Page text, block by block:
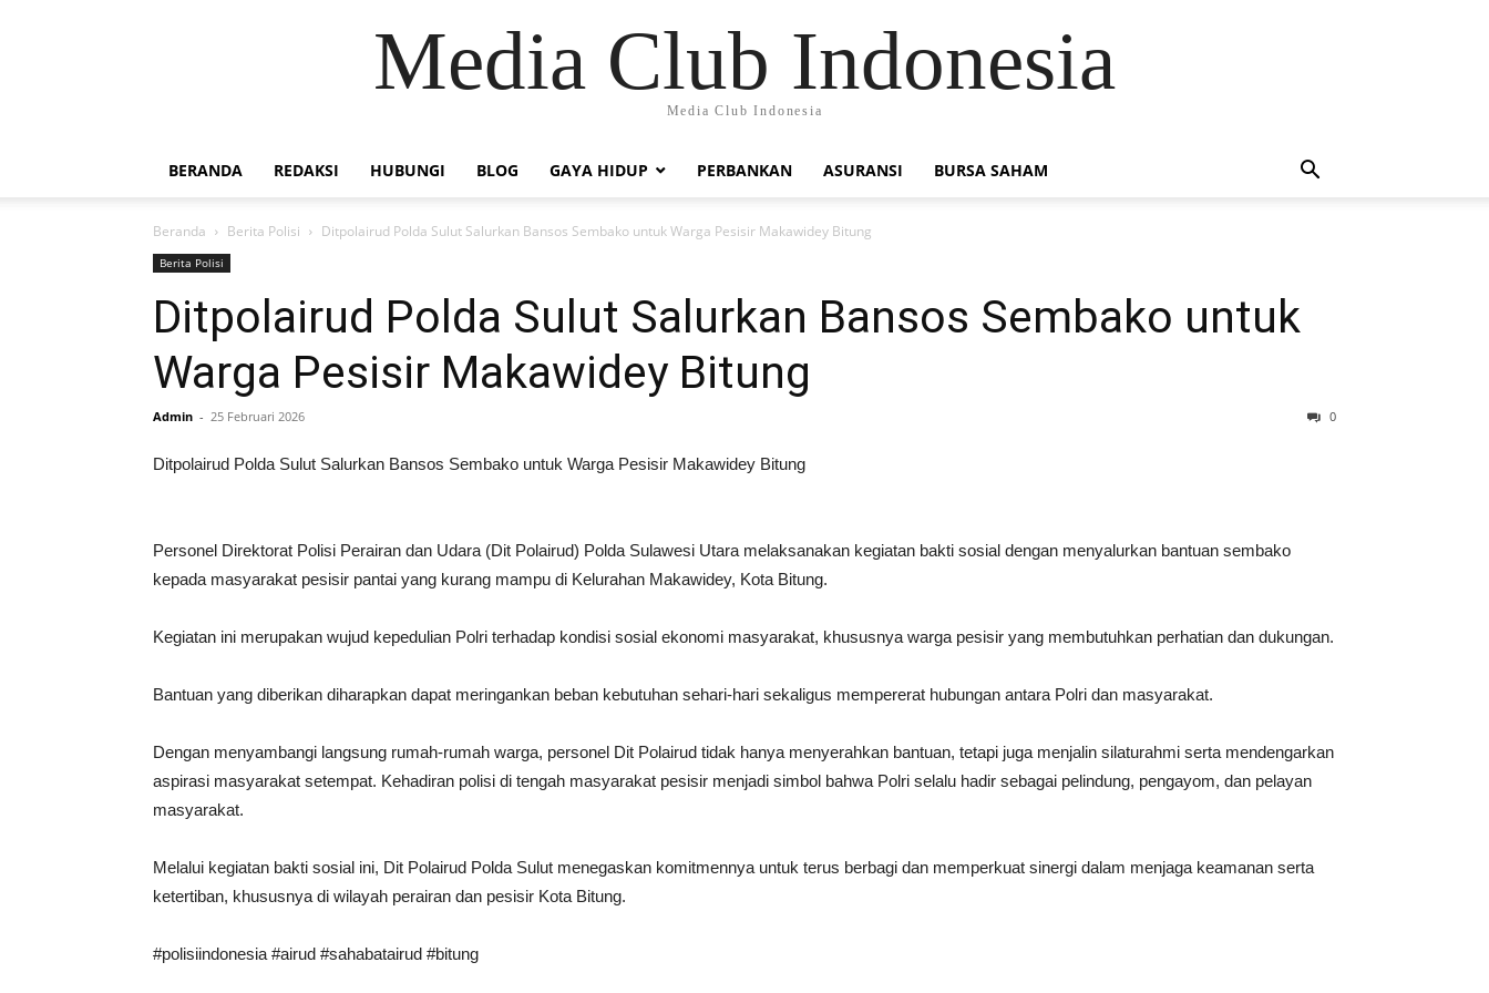
Media Club Indonesia
Media Club Indonesia
BERANDA REDAKSI HUBUNGI BLOG GAYA HIDUP PERBANKAN ASURANSI BURSA SAHAM
Beranda Berita Polisi Ditpolairud Polda Sulut Salurkan Bansos Sembako untuk Warga Pesisir Makawidey Bitung
Berita Polisi
Ditpolairud Polda Sulut Salurkan Bansos Sembako untuk
Warga Pesisir Makawidey Bitung
Admin - 25 Februari 2026 0
Ditpolairud Polda Sulut Salurkan Bansos Sembako untuk Warga Pesisir Makawidey Bitung
Personel Direktorat Polisi Perairan dan Udara (Dit Polairud) Polda Sulawesi Utara melaksanakan kegiatan bakti sosial dengan menyalurkan bantuan sembako
kepada masyarakat pesisir pantai yang kurang mampu di Kelurahan Makawidey, Kota Bitung.
Kegiatan ini merupakan wujud kepedulian Polri terhadap kondisi sosial ekonomi masyarakat, khususnya warga pesisir yang membutuhkan perhatian dan dukungan.
Bantuan yang diberikan diharapkan dapat meringankan beban kebutuhan sehari-hari sekaligus mempererat hubungan antara Polri dan masyarakat.
Dengan menyambangi langsung rumah-rumah warga, personel Dit Polairud tidak hanya menyerahkan bantuan, tetapi juga menjalin silaturahmi serta mendengarkan
aspirasi masyarakat setempat. Kehadiran polisi di tengah masyarakat pesisir menjadi simbol bahwa Polri selalu hadir sebagai pelindung, pengayom, dan pelayan
masyarakat.
Melalui kegiatan bakti sosial ini, Dit Polairud Polda Sulut menegaskan komitmennya untuk terus berbagi dan memperkuat sinergi dalam menjaga keamanan serta
ketertiban, khususnya di wilayah perairan dan pesisir Kota Bitung.
#polisiindonesia #airud #sahabatairud #bitung